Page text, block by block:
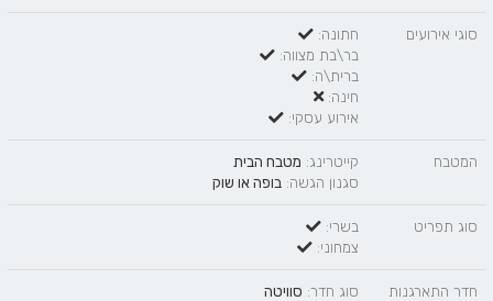
סוגי אירועים
חתונה:
בר\בת מצווה:
ברית\ה:
חינה:
אירוע עסקי:
המטבח קייטרינג: מטבח הבית
סגנון הגשה: בופה או שוק
סוג תפריט
בשרי:
צמחוני:
חדר התארגנות סוג חדר: סוויטה